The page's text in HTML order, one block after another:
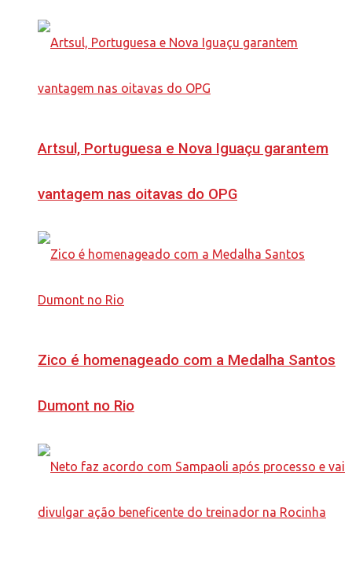
Artsul, Portuguesa e Nova Iguaçu garantem
vantagem nas oitavas do OPG
Zico é homenageado com a Medalha Santos
Dumont no Rio